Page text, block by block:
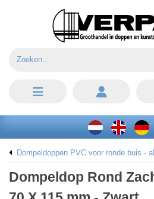
Dompeldoppen PVC voor ronde buis -
Dompeldop Rond